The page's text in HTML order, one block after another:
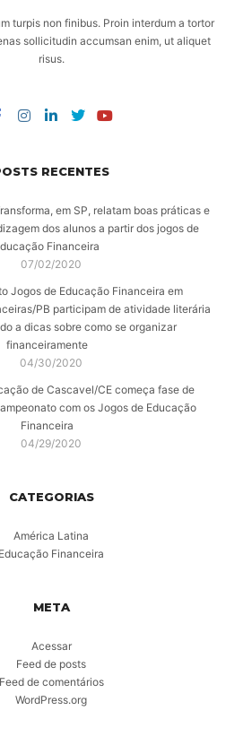
turpis non finibus. Proin interdum a tortor
sollicitudin accumsan enim, ut aliquet
risus.
RECENTES
em SP, relatam boas práticas e
dos alunos a partir dos jogos de
Financeira
07/02/2020
Jogos de Educação Financeira em
PB participam de atividade literária
a dicas sobre como se organizar
financeiramente
04/30/2020
de Cascavel/CE começa fase de
com os Jogos de Educação
Financeira
04/29/2020
CATEGORIAS
América Latina
Educação Financeira
META
Acessar
Feed de posts
Feed de comentários
WordPress.org